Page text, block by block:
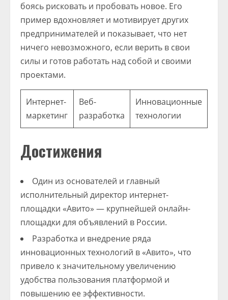
боясь рисковать и пробовать новое. Его
пример вдохновляет и мотивирует других
предпринимателей и показывает, что нет
ничего невозможного, если верить в свои
силы и готов работать над собой и своими
проектами.
Интернет-
маркетинг
Веб-
разработка
Инновационные
технологии
Достижения
Один из основателей и главный
исполнительный директор интернет-
площадки «Авито» — крупнейшей онлайн-
площадки для объявлений в России.
Разработка и внедрение ряда
инновационных технологий в «Авито», что
привело к значительному увеличению
удобства пользования платформой и
повышению ее эффективности.